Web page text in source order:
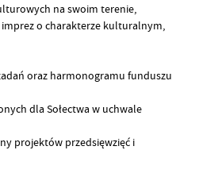
na swoim terenie,
o charakterze kulturalnym,
oraz harmonogramu funduszu
dla Sołectwa w uchwale
projektów przedsięwzięć i